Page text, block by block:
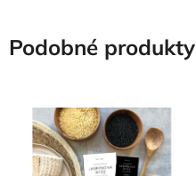
Podobné produkty